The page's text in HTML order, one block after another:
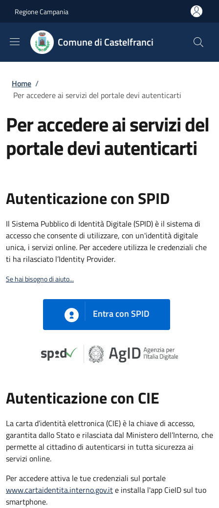
Regione Campania
Comune di Castelfranci
Briciole di pane
Home /
Per accedere ai servizi del portale devi autenticarti
Per accedere ai servizi del
portale devi autenticarti
Autenticazione con SPID
Il Sistema Pubblico di Identità Digitale (SPID) è il sistema di
accesso che consente di utilizzare, con un'identità digitale
unica, i servizi online. Per accedere utilizza le credenziali che
ti ha rilasciato l’Identity Provider.
Se hai bisogno di aiuto...
Entra con SPID
Autenticazione con CIE
La carta d’identità elettronica (CIE) è la chiave di accesso,
garantita dallo Stato e rilasciata dal Ministero dell’Interno, che
permette al cittadino di autenticarsi in tutta sicurezza ai
servizi online.
Per accedere attiva le tue credenziali sul portale
www.cartaidentita.interno.gov.ite installa l'app CieID sul tuo
smartphone.